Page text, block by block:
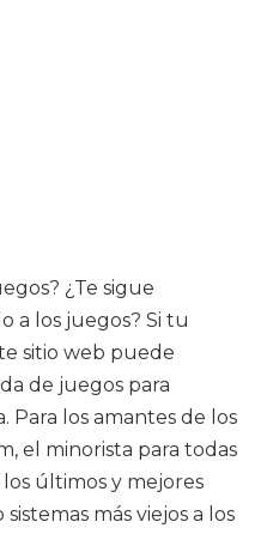
¿Te sigue
a los juegos? Si tu
sitio web puede
de juegos para
Para los amantes de los
el minorista para todas
los últimos y mejores
más viejos a los